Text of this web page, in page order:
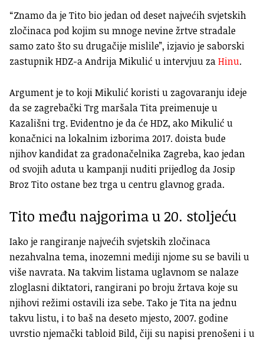
“Znamo da je Tito bio jedan od deset najvećih svjetskih
zločinaca pod kojim su mnoge nevine žrtve stradale
samo zato što su drugačije mislile”, izjavio je saborski
zastupnik HDZ-a Andrija Mikulić u intervjuu zaHinu.
Argument je to koji Mikulić koristi u zagovaranju ideje
da se zagrebački Trg maršala Tita preimenuje u
Kazališni trg. Evidentno je da će HDZ, ako Mikulić u
konačnici na lokalnim izborima 2017. doista bude
njihov kandidat za gradonačelnika Zagreba, kao jedan
od svojih aduta u kampanji nuditi prijedlog da Josip
Broz Tito ostane bez trga u centru glavnog grada.
Tito među najgorima u 20. stoljeću
Iako je rangiranje najvećih svjetskih zločinaca
nezahvalna tema, inozemni mediji njome su se bavili u
više navrata. Na takvim listama uglavnom se nalaze
zloglasni diktatori, rangirani po broju žrtava koje su
njihovi režimi ostavili iza sebe. Tako je Tita na jednu
takvu listu, i to baš na deseto mjesto, 2007. godine
uvrstio njemački tabloid Bild, čiji su napisi prenošeni i u